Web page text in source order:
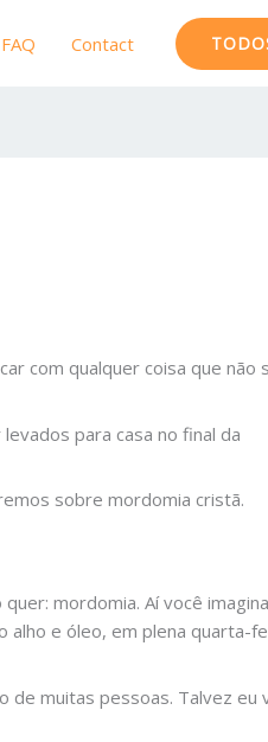
Contact
com qualquer coisa que não
para casa no final da
sobre mordomia cristã.
mordomia. Aí você
alho e óleo, em plena quarta-
de muitas pessoas. Talvez eu